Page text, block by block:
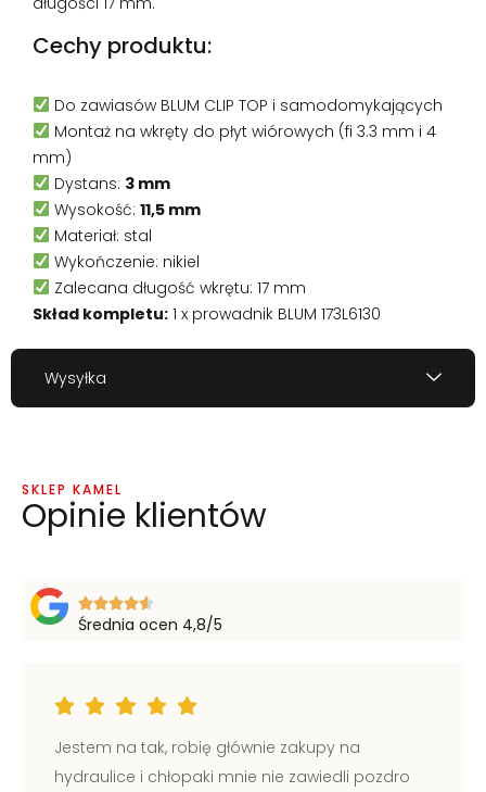
Cechy produktu:
Do zawiasów BLUM CLIP TOP i samodomykających
Montaż na wkręty do płyt wiórowych (fi 3.3 mm i 4
mm)
Dystans: 3 mm
Wysokość: 11,5 mm
Materiał: stal
Wykończenie: nikiel
Zalecana długość wkrętu: 17 mm
Skład kompletu: 1 x prowadnik BLUM 173L6130
Wysyłka
SKLEP KAMEL
Opinie klientów
Średnia ocen 4,8/5
Jestem na tak, robię głównie zakupy na
hydraulice i chłopaki mnie nie zawiedli pozdro